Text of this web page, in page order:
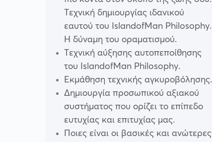
Τεχνική δημιουργίας ιδανικού
εαυτού του IslandofMan Philosophy.
Η δύναμη του οραματισμού.
Τεχνική αύξησης αυτοπεποίθησης
του IslandofMan Philosophy.
Εκμάθηση τεχνικής αγκυροβόλησης.
Δημιουργία προσωπικού αξιακού
συστήματος που ορίζει το επίπεδο
ευτυχίας και επιτυχίας μας.
Ποιες είναι οι βασικές και ανώτερες